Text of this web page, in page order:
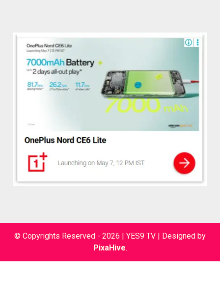
© Copyrights Reserved - 2026 | YES9 TV
Designed by
PixaHive.